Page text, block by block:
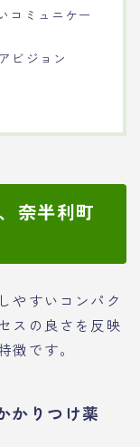
コミュニケー
ビジョン
奈半利町
やすいコンパク
スの良さを反映
徴です。
かりつけ薬